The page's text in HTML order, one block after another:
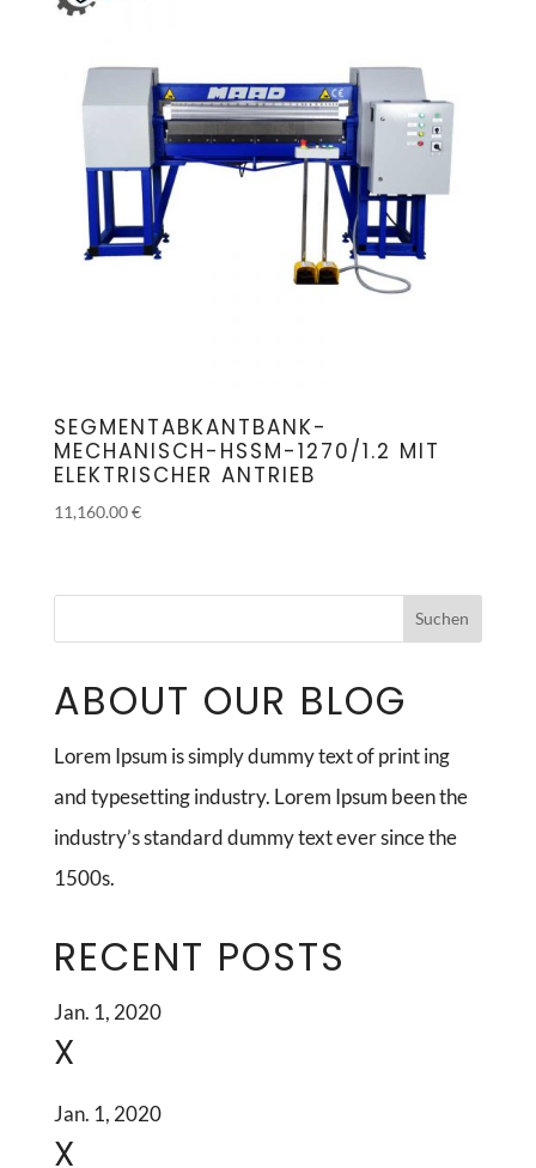
SEGMENTABKANTBANK-
MECHANISCH-HSSM-1270/1.2 MIT
ELEKTRISCHER ANTRIEB
11,160.00€
ABOUT OUR BLOG
Lorem Ipsum is simply dummy text of print ing
and typesetting industry. Lorem Ipsum been the
industry’s standard dummy text ever since the
1500s.
RECENT POSTS
Jan. 1, 2020
X
Jan. 1, 2020
X